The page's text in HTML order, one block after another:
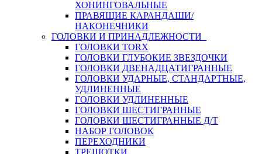
ХОНИНГОВАЛЬНЫЕ
ПРАВЯЩИЕ КАРАНДАШИ/
НАКОНЕЧНИКИ
ГОЛОВКИ И ПРИНАДЛЕЖНОСТИ
ГОЛОВКИ TORX
ГОЛОВКИ ГЛУБОКИЕ ЗВЕЗДОЧКИ
ГОЛОВКИ ДВЕНАДЦАТИГРАННЫЕ
ГОЛОВКИ УДАРНЫЕ, СТАНДАРТНЫЕ,
УДЛИНЕННЫЕ
ГОЛОВКИ УДЛИНЕННЫЕ
ГОЛОВКИ ШЕСТИГРАННЫЕ
ГОЛОВКИ ШЕСТИГРАННЫЕ Д/Т
НАБОР ГОЛОВОК
ПЕРЕХОДНИКИ
ТРЕЩОТКИ